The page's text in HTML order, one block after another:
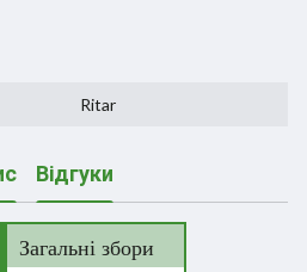
Ritar
Відгуки
Загальні збори